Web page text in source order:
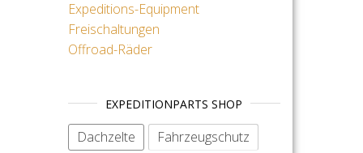
Expeditions-Equipment
Freischaltungen
Offroad-Räder
EXPEDITIONPARTS SHOP
Dachzelte
Fahrzeugschutz